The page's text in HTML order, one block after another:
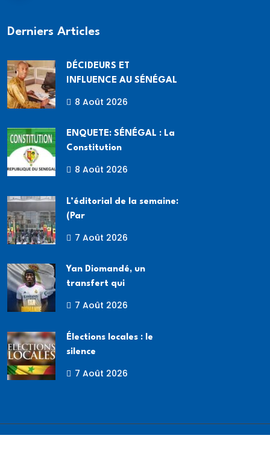
Derniers Articles
DÉCIDEURS ET
INFLUENCE AU SÉNÉGAL
8 Août 2026
ENQUETE: SÉNÉGAL : La
Constitution
8 Août 2026
L’éditorial de la semaine:
(Par
7 Août 2026
Yan Diomandé, un
transfert qui
7 Août 2026
Élections locales : le
silence
7 Août 2026